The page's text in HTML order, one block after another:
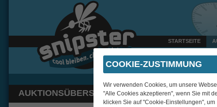
STARTSEITE
Heute um 16:25 Uhr
AUKTIONSÜBERSICHT
COOKIE-ZUSTIMMUNG
Wir verwenden Cookies, um unsere
"Alle Cookies akzeptieren", wenn Sie mit
klicken Sie auf "Cookie-Einstellungen",